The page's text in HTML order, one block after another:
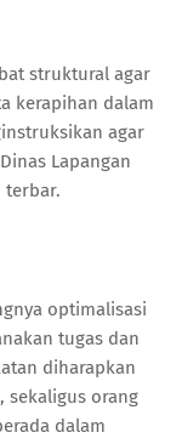
struktural agar
kerapihan dalam
agar
Lapangan
terbar.
optimalisasi
tugas dan
diharapkan
sekaligus orang
dalam